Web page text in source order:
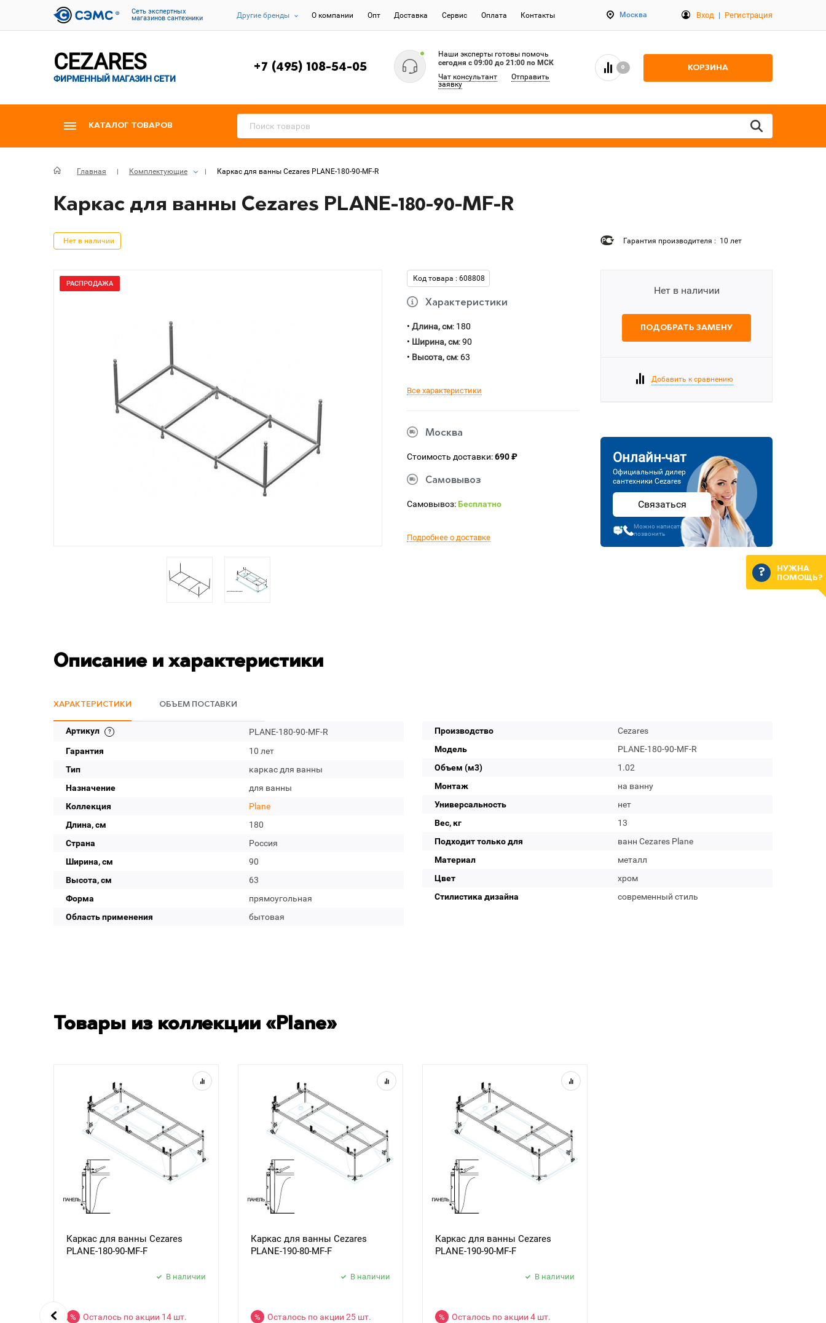
Cеть экспертных
магазинов сантехники
Другие бренды О компании Опт Доставка Сервис Оплата Контакты Москва Вход | Регистрация
CEZARES
ФИРМЕННЫЙ МАГАЗИН СЕТИ
+7 (495) 108-54-05
Наши эксперты готовы помочь
сегодня c 09:00 до 21:00 по МСК
Чат консультант
Отправить
заявку
0 КОРЗИНА
КАТАЛОГ ТОВАРОВ
Главная Комплектующие Каркас для ванны Cezares PLANE-180-90-MF-R
Каркас для ванны Cezares PLANE-180-90-MF-R
Нет в наличии Гарантия производителя : 10 лет
РАСПРОДАЖА
Код товара : 608808
Характеристики
• Длина, см: 180
• Ширина, см: 90
• Высота, см: 63
Все характеристики
Москва
Стоимость доставки:690 ₽
Самовывоз
Самовывоз:Бесплатно
Подробнее о доставке
Нет в наличии
ПОДОБРАТЬ ЗАМЕНУ
Добавить к сравнению
Онлайн-чат
Официальный дилер
сантехники Cezares
Связаться
Можно написать или
позвонить
Описание и характеристики
ХАРАКТЕРИСТИКИ ОБЪЕМ ПОСТАВКИ
Артикул
PLANE-180-90-MF-R
Гарантия
10 лет
Тип
каркас для ванны
Назначение
для ванны
Коллекция
Plane
Длина, см
180
Страна
Россия
Ширина, см
90
Высота, см
63
Форма
прямоугольная
Область применения
бытовая
Производство
Cezares
Модель
PLANE-180-90-MF-R
Объем (м3)
1.02
Монтаж
на ванну
Универсальность
нет
Вес, кг
13
Подходит только для
ванн Cezares Plane
Материал
металл
Цвет
хром
Стилистика дизайна
современный стиль
Товары из коллекции «Plane»
Каркас для ванны Cezares
PLANE-180-90-MF-F
В наличии
% Осталось по акции 14 шт.
Каркас для ванны Cezares
PLANE-190-80-MF-F
В наличии
% Осталось по акции 25 шт.
Каркас для ванны Cezares
PLANE-190-90-MF-F
В наличии
% Осталось по акции 4 шт.
НУЖНА
ПОМОЩЬ?